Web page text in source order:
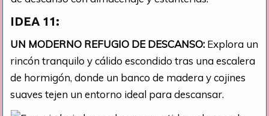
IDEA 11:
UN MODERNO REFUGIO DE DESCANSO: Explora un
rincón tranquilo y cálido escondido tras una escalera
de hormigón, donde un banco de madera y cojines
suaves tejen un entorno ideal para descansar.